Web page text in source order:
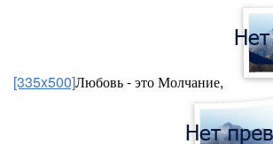
[335x500]Любовь - это Молчание,